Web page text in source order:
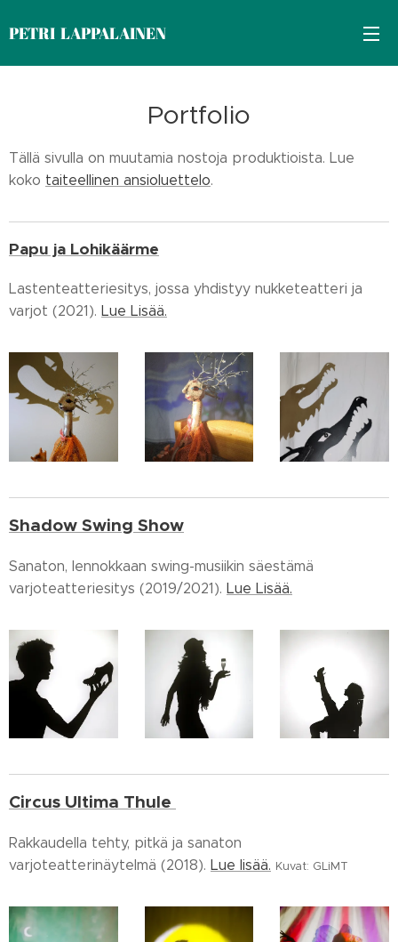
PETRI LAPPALAINEN
Portfolio
Tällä sivulla on muutamia nostoja produktioista. Lue
koko taiteellinen ansioluettelo.
Papu ja Lohikäärme
Lastenteatteriesitys, jossa yhdistyy nukketeatteri ja
varjot (2021). Lue Lisää.
Shadow Swing Show
Sanaton, lennokkaan swing-musiikin säestämä
varjoteatteriesitys (2019/2021). Lue Lisää.
Circus Ultima Thule
Rakkaudella tehty, pitkä ja sanaton
varjoteatterinäytelmä (2018). Lue lisää. Kuvat: GLiMT